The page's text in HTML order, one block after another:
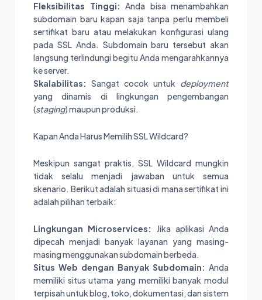
Fleksibilitas Tinggi: Anda bisa menambahkan
subdomain baru kapan saja tanpa perlu membeli
sertifikat baru atau melakukan konfigurasi ulang
pada SSL Anda. Subdomain baru tersebut akan
langsung terlindungi begitu Anda mengarahkannya
ke server.
Skalabilitas: Sangat cocok untuk deployment
yang dinamis di lingkungan pengembangan
(staging) maupun produksi.
Kapan Anda Harus Memilih SSL Wildcard?
Meskipun sangat praktis, SSL Wildcard mungkin
tidak selalu menjadi jawaban untuk semua
skenario. Berikut adalah situasi di mana sertifikat ini
adalah pilihan terbaik:
Lingkungan Microservices:
Jika aplikasi Anda
dipecah menjadi banyak layanan yang masing-
masing menggunakan subdomain berbeda.
Situs Web dengan Banyak Subdomain: Anda
memiliki situs utama yang memiliki banyak modul
terpisah untuk blog, toko, dokumentasi, dan sistem